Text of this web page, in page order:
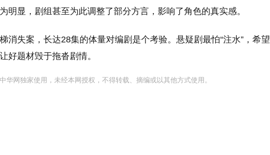
明显，剧组甚至为此调整了部分方言，影响了角色的真实感。
消失案，长达28集的体量对编剧是个考验。悬疑剧最怕“注水”，希望
好题材毁于拖沓剧情。
华网独家使用，未经本网授权，不得转载、摘编或以其他方式使用。